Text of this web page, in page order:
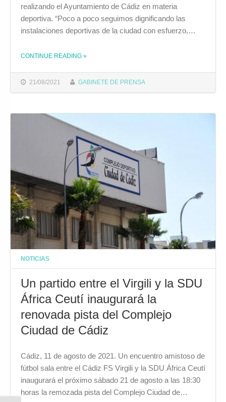
21/08/2021 GABINETE DE PRENSA
realizando el Ayuntamiento de Cádiz en materia
deportiva. “Poco a poco seguimos dignificando las
instalaciones deportivas de la ciudad con esfuerzo,…
CONTINUE READING THE "JOSÉ MARÍA GONZÁLEZ: “SEGUIMOS DIGNIFICANDO LAS INSTALACIONES DEPORTIVAS DE LA CIUDAD”"
»
NOTICIAS
Un partido entre el Virgili y la SDU
África Ceutí inaugurará la
renovada pista del Complejo
Ciudad de Cádiz
Cádiz, 11 de agosto de 2021. Un encuentro amistoso de
fútbol sala entre el Cádiz FS Virgili y la SDU África Ceutí
inaugurará el próximo sábado 21 de agosto a las 18:30
horas la remozada pista del Complejo Ciudad de…